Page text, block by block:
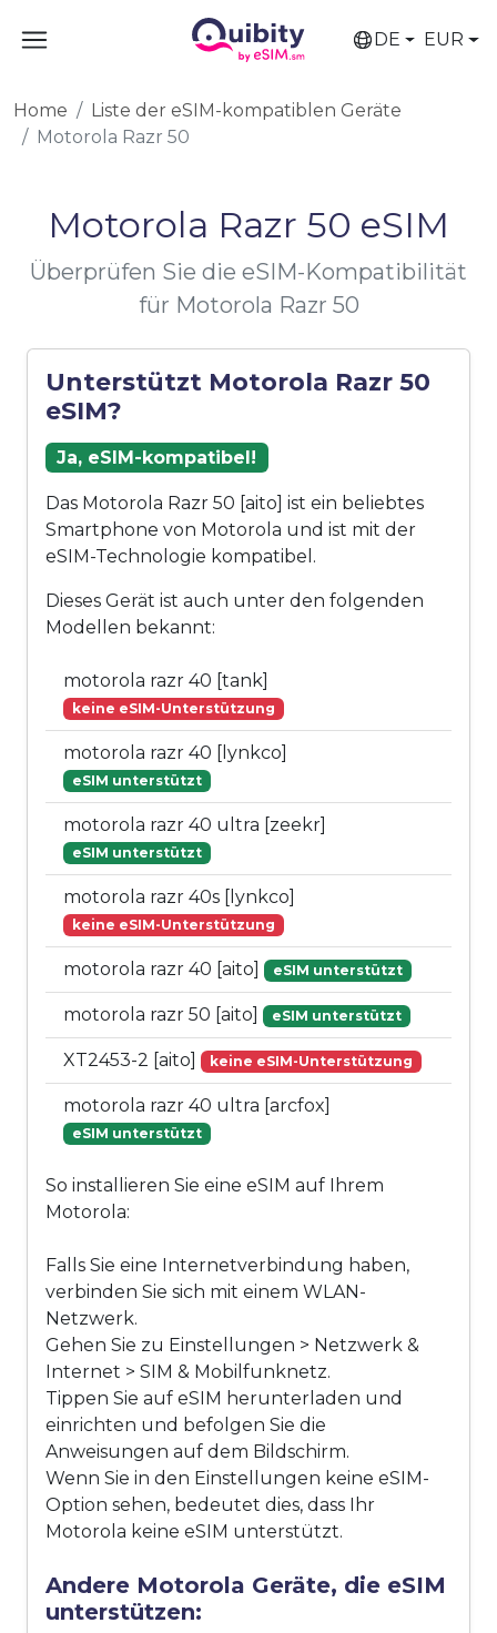
DE EUR
Home
Liste der eSIM-kompatiblen Geräte
Motorola Razr 50
Motorola Razr 50 eSIM
Überprüfen Sie die eSIM-Kompatibilität
für Motorola Razr 50
Unterstützt Motorola Razr 50
eSIM?
Ja, eSIM-kompatibel!
Das Motorola Razr 50 [aito] ist ein beliebtes
Smartphone von Motorola und ist mit der
eSIM-Technologie kompatibel.
Dieses Gerät ist auch unter den folgenden
Modellen bekannt:
motorola razr 40 [tank]
keine eSIM-Unterstützung
motorola razr 40 [lynkco]
eSIM unterstützt
motorola razr 40 ultra [zeekr]
eSIM unterstützt
motorola razr 40s [lynkco]
keine eSIM-Unterstützung
motorola razr 40 [aito] eSIM unterstützt
motorola razr 50 [aito] eSIM unterstützt
XT2453-2 [aito] keine eSIM-Unterstützung
motorola razr 40 ultra [arcfox]
eSIM unterstützt
So installieren Sie eine eSIM auf Ihrem
Motorola:
Falls Sie eine Internetverbindung haben,
verbinden Sie sich mit einem WLAN-
Netzwerk.
Gehen Sie zu Einstellungen > Netzwerk &
Internet > SIM & Mobilfunknetz.
Tippen Sie auf eSIM herunterladen und
einrichten und befolgen Sie die
Anweisungen auf dem Bildschirm.
Wenn Sie in den Einstellungen keine eSIM-
Option sehen, bedeutet dies, dass Ihr
Motorola keine eSIM unterstützt.
Andere Motorola Geräte, die eSIM
unterstützen: